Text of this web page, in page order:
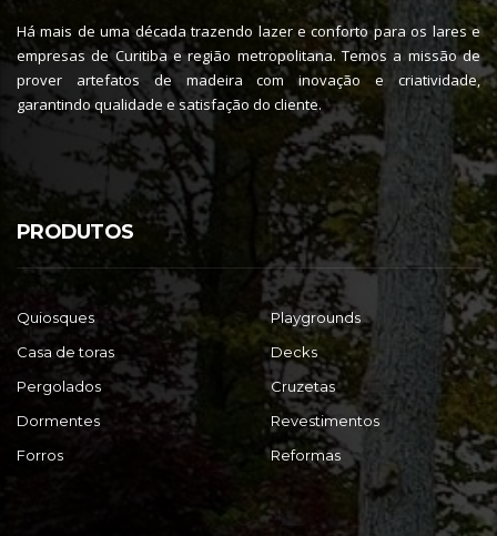
Há mais de uma década trazendo lazer e conforto para os lares e
empresas de Curitiba e região metropolitana. Temos a missão de
prover artefatos de madeira com inovação e criatividade,
garantindo qualidade e satisfação do cliente.
PRODUTOS
Quiosques
Playgrounds
Casa de toras
Decks
Pergolados
Cruzetas
Dormentes
Revestimentos
Forros
Reformas